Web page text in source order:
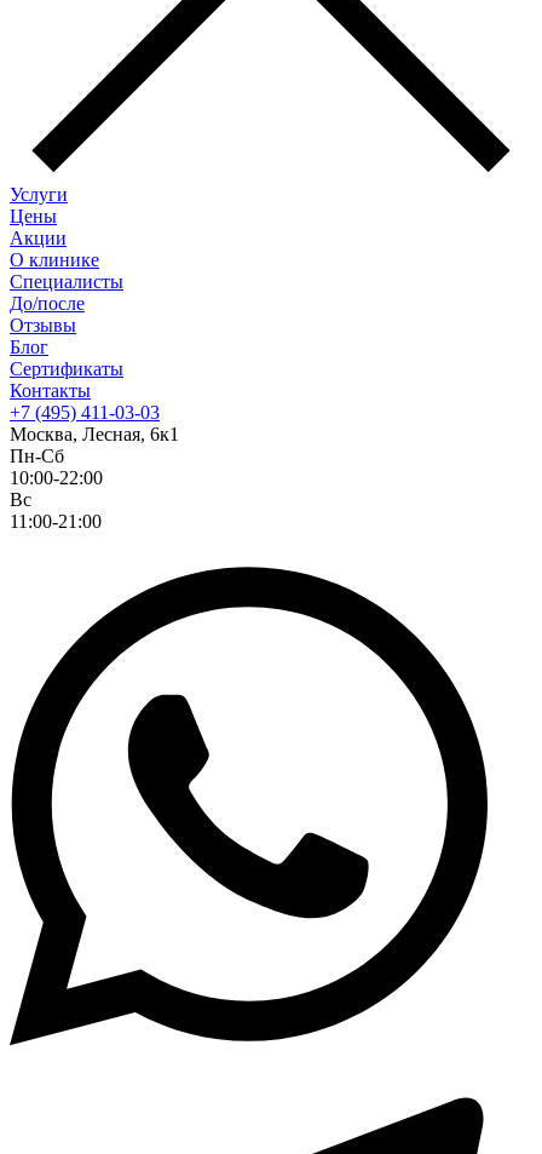
Услуги
Цены
Акции
О клинике
Специалисты
До/после
Отзывы
Блог
Сертификаты
Контакты
+7 (495) 411-03-03
Москва, Лесная, 6к1
Пн-Сб
10:00-22:00
Вс
11:00-21:00